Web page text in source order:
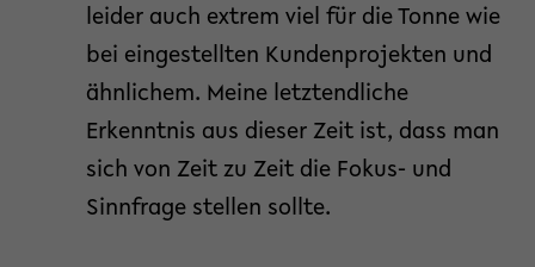
leider auch extrem viel für die Tonne wie
bei eingestellten Kundenprojekten und
ähnlichem. Meine letztendliche
Erkenntnis aus dieser Zeit ist, dass man
sich von Zeit zu Zeit die Fokus- und
Sinnfrage stellen sollte.